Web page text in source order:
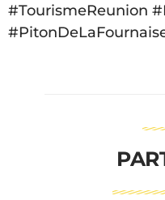
#TourismeReunion